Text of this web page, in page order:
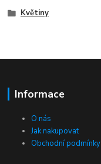
Květiny
Informace
O nás
Jak nakupovat
Obchodní podmínky